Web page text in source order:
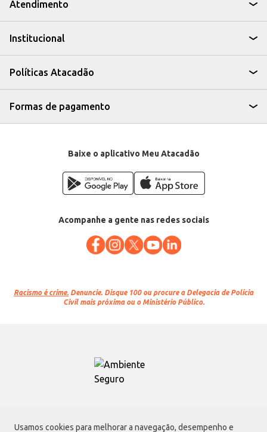
Usamos cookies para melhorar a navegação, desempenho e
Atendimento
Institucional
Políticas Atacadão
Formas de pagamento
Baixe o aplicativo Meu Atacadão
Acompanhe a gente nas redes sociais
Racismo é crime. Denuncie. Disque 100 ou procure a Delegacia de Polícia
Civil mais próxima ou o Ministério Público.
Atacadão S.A.